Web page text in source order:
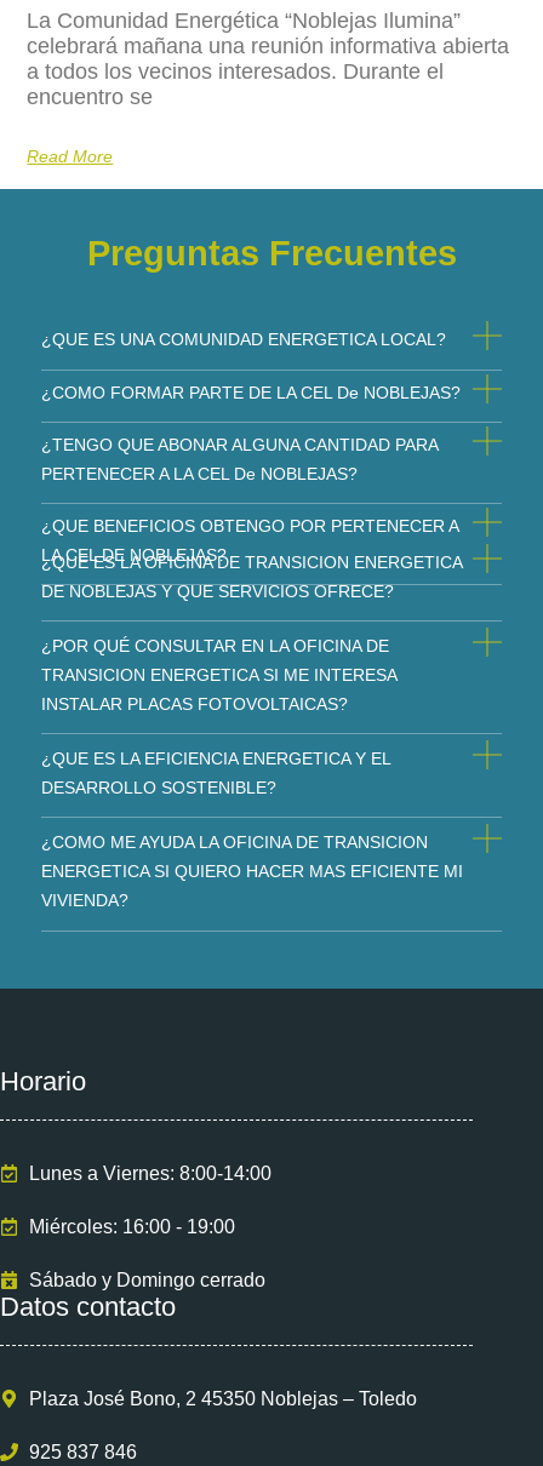
La Comunidad Energética “Noblejas Ilumina”
celebrará mañana una reunión informativa abierta
a todos los vecinos interesados. Durante el
encuentro se
Read More
Preguntas Frecuentes
¿QUE ES UNA COMUNIDAD ENERGETICA LOCAL?
¿COMO FORMAR PARTE DE LA CEL De NOBLEJAS?
¿TENGO QUE ABONAR ALGUNA CANTIDAD PARA
PERTENECER A LA CEL De NOBLEJAS?
¿QUE BENEFICIOS OBTENGO POR PERTENECER A
LA CEL DE NOBLEJAS?
¿QUE ES LA OFICINA DE TRANSICION ENERGETICA
DE NOBLEJAS Y QUE SERVICIOS OFRECE?
¿POR QUÉ CONSULTAR EN LA OFICINA DE
TRANSICION ENERGETICA SI ME INTERESA
INSTALAR PLACAS FOTOVOLTAICAS?
¿QUE ES LA EFICIENCIA ENERGETICA Y EL
DESARROLLO SOSTENIBLE?
¿COMO ME AYUDA LA OFICINA DE TRANSICION
ENERGETICA SI QUIERO HACER MAS EFICIENTE MI
VIVIENDA?
Horario
Lunes a Viernes: 8:00-14:00
Miércoles: 16:00 - 19:00
Sábado y Domingo cerrado
Datos contacto
Plaza José Bono, 2 45350 Noblejas – Toledo
925 837 846